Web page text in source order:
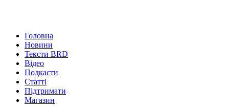
Головна
Новини
Тексти BRD
Відео
Подкасти
Статті
Підтримати
Магазин